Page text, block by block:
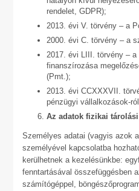
rendelet, GDPR);
2013. évi V. törvény – a
2000. évi C. törvény – a
2017. évi LIII. törvény –
finanszírozása
(Pmt.);
2013. évi CCXXXVII.
pénzügyi vállalkozások-
Az adatok fizikai
Személyes adatai (vagyis azok
személyével kapcsolatba
kerülhetnek a kezelésünkbe:
fenntartásával összefüggésben
számítógéppel,